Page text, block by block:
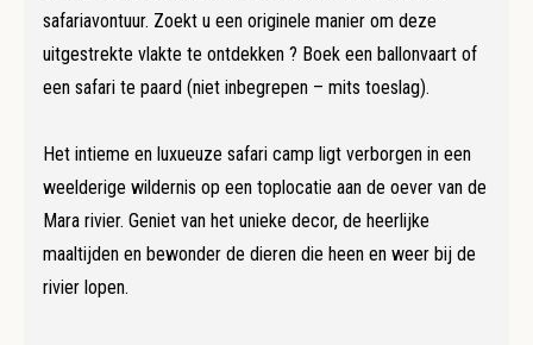
safariavontuur. Zoekt u een originele manier om deze
uitgestrekte vlakte te ontdekken ? Boek een ballonvaart of
een safari te paard (niet inbegrepen – mits toeslag).
Het intieme en luxueuze safari camp ligt verborgen in een
weelderige wildernis op een toplocatie aan de oever van de
Mara rivier. Geniet van het unieke decor, de heerlijke
maaltijden en bewonder de dieren die heen en weer bij de
rivier lopen.